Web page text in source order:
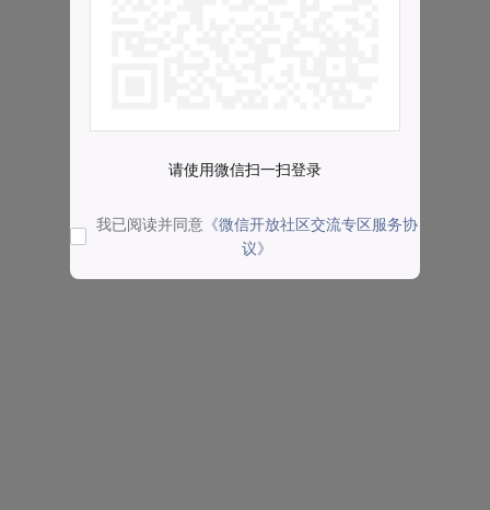
请使用微信扫一扫登录
我已阅读并同意 《微信开放社区交流专区服务协
议》